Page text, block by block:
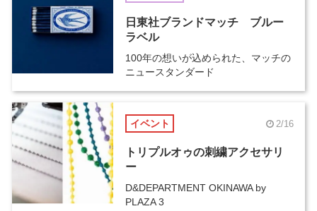
日東社ブランドマッチ ブルー
ラベル
100年の想いが込められた、マッチの
ニュースタンダード
イベント 2/16
トリプルオゥの刺繍アクセサリ
ー
D&DEPARTMENT OKINAWA by
PLAZA 3